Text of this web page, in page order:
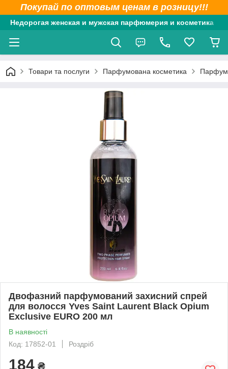
Покупай по оптовым ценам в розницу!!!
Недорогая женская и мужская парфюмерия и косметика
Товари та послуги Парфумована косметика
Двофазний парфумований захисний спрей
для волосся Yves Saint Laurent Black Opium
Exclusive EURO 200 мл
В наявності
Код: 17852-01
Роздріб
184 ₴